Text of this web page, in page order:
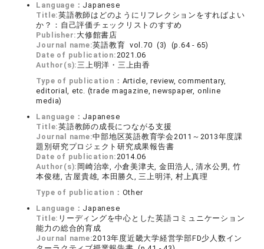
Language： Japanese
Title:英語教師はどのようにリフレクションをすればよい
か？：自己評価チェックリストのすすめ
Publisher: 大修館書店
Journal name:英語教育 vol.70 (3) (p.64 - 65)
Date of publication:2021.06
Author(s):三上明洋・三上由香
Type of publication： Article, review, commentary,
editorial, etc. (trade magazine, newspaper, online
media)
Language： Japanese
Title:英語教師の成長につながる支援
Journal name:中部地区英語教育学会2011～2013年度課
題別研究プロジェクト研究成果報告書
Date of publication:2014.06
Author(s): 岡崎治幸, 小倉美津夫, 金田浩人, 清水公男, 竹
本俊穂, 古屋貴雄, 本田勝久, 三上明洋, 村上真理
Type of publication： Other
Language： Japanese
Title: リーディングを中心とした英語コミュニケーション
能力の総合的育成
Journal name:2013年度近畿大学経営学部FD少人数イン